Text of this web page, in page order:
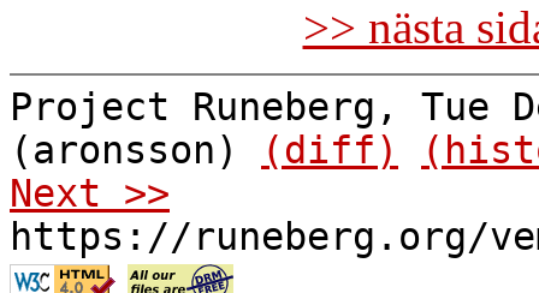
>> nästa
Project Runeberg, Tue
(aronsson)
(diff)
Next >>
https://runeberg.org/